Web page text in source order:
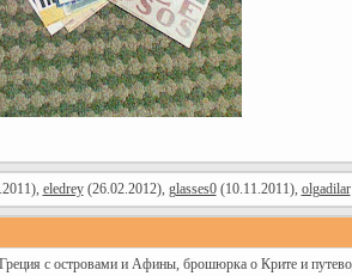
eledrey(26.02.2012), glasses0(10.11.2011), olgadilar
с островами и Афины, брошюрка о Крите и